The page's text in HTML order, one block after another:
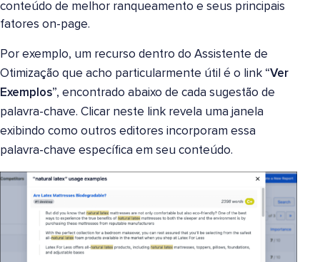
conteúdo de melhor ranqueamento e seus principais
fatores on-page.
Por exemplo, um recurso dentro do Assistente de
Otimização que acho particularmente útil é o link “Ver
Exemplos”, encontrado abaixo de cada sugestão de
palavra-chave. Clicar neste link revela uma janela
exibindo como outros editores incorporam essa
palavra-chave específica em seu conteúdo.